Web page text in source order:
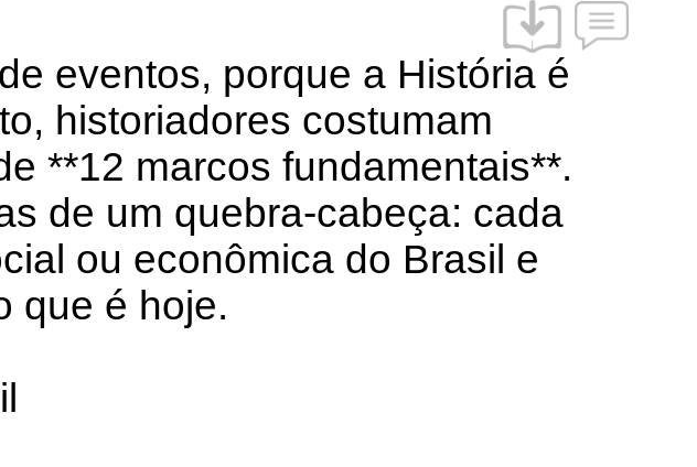
eventos, porque a História é
historiadores costumam
**12 marcos fundamentais**.
de um quebra-cabeça: cada
ou econômica do Brasil e
que é hoje.